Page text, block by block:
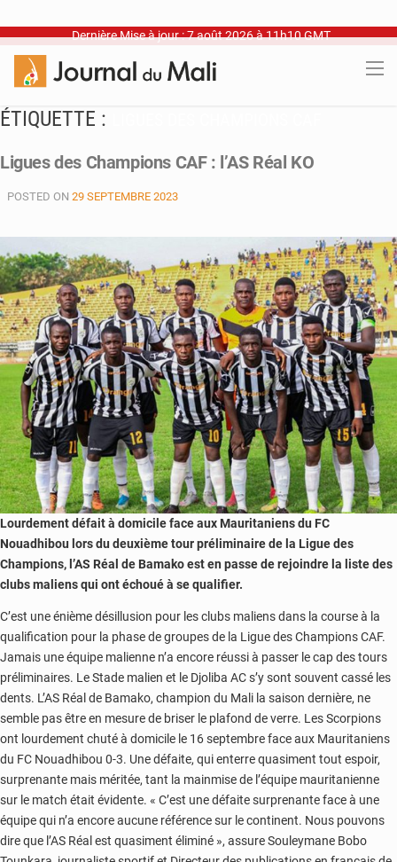
Dernière Mise à jour : 7 août 2026 à 11h10 GMT
ÉTIQUETTE :
Ligues des Champions CAF : l’AS Réal KO
POSTED ON 29 SEPTEMBRE 2023
Lourdement défait à domicile face aux Mauritaniens du FC
Nouadhibou lors du deuxième tour préliminaire de la Ligue des
Champions, l’AS Réal de Bamako est en passe de rejoindre la liste des
clubs maliens qui ont échoué à se qualifier.
C’est une énième désillusion pour les clubs maliens dans la course à la
qualification pour la phase de groupes de la Ligue des Champions CAF.
Jamais une équipe malienne n’a encore réussi à passer le cap des tours
préliminaires. Le Stade malien et le Djoliba AC s’y sont souvent cassé les
dents. L’AS Réal de Bamako, champion du Mali la saison dernière, ne
semble pas être en mesure de briser le plafond de verre. Les Scorpions
ont lourdement chuté à domicile le 16 septembre face aux Mauritaniens
du FC Nouadhibou 0-3. Une défaite, qui enterre quasiment tout espoir,
surprenante mais méritée, tant la mainmise de l’équipe mauritanienne
sur le match était évidente. « C’est une défaite surprenante face à une
équipe qui n’a encore aucune référence sur le continent. Nous pouvons
dire que l’AS Réal est quasiment éliminé », assure Souleymane Bobo